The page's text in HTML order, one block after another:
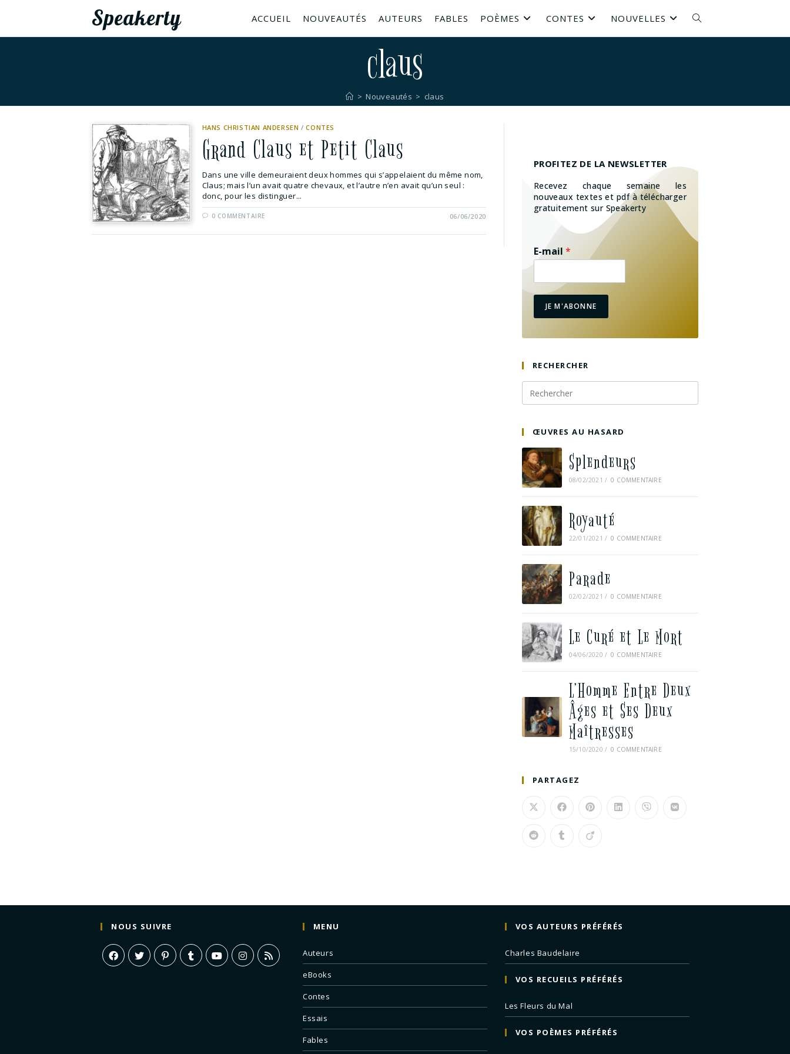
Speakerty ACCUEIL NOUVEAUTÉS AUTEURS FABLES POÈMES CONTES NOUVELLES
claus
> Nouveautés > claus
HANS CHRISTIAN ANDERSEN /CONTES
Grand Claus et Petit Claus
Dans une ville demeuraient deux hommes qui s’appelaient du même nom,
Claus; mais l’un avait quatre chevaux, et l’autre n’en avait qu’un seul :
donc, pour les distinguer...
0 COMMENTAIRE 06/06/2020
PROFITEZ DE LA NEWSLETTER
Recevez chaque semaine les
nouveaux textes et pdf à télécharger
gratuitement sur Speakerty
E-mail *
JE M'ABONNE
RECHERCHER
ŒUVRES AU HASARD
Splendeurs
08/02/2021 / 0 COMMENTAIRE
Royauté
22/01/2021 / 0 COMMENTAIRE
Parade
02/02/2021 / 0 COMMENTAIRE
Le Curé et Le Mort
04/06/2020 / 0 COMMENTAIRE
L’Homme Entre Deux
Âges et Ses Deux
Maîtresses
15/10/2020 / 0 COMMENTAIRE
PARTAGEZ
NOUS SUIVRE MENU
Auteurs
eBooks
Contes
Essais
Fables
VOS AUTEURS PRÉFÉRÉS
Charles Baudelaire
VOS RECUEILS PRÉFÉRÉS
Les Fleurs du Mal
VOS POÈMES PRÉFÉRÉS